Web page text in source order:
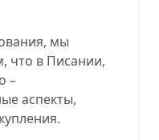
мы
что в Писании,
–
аспекты,